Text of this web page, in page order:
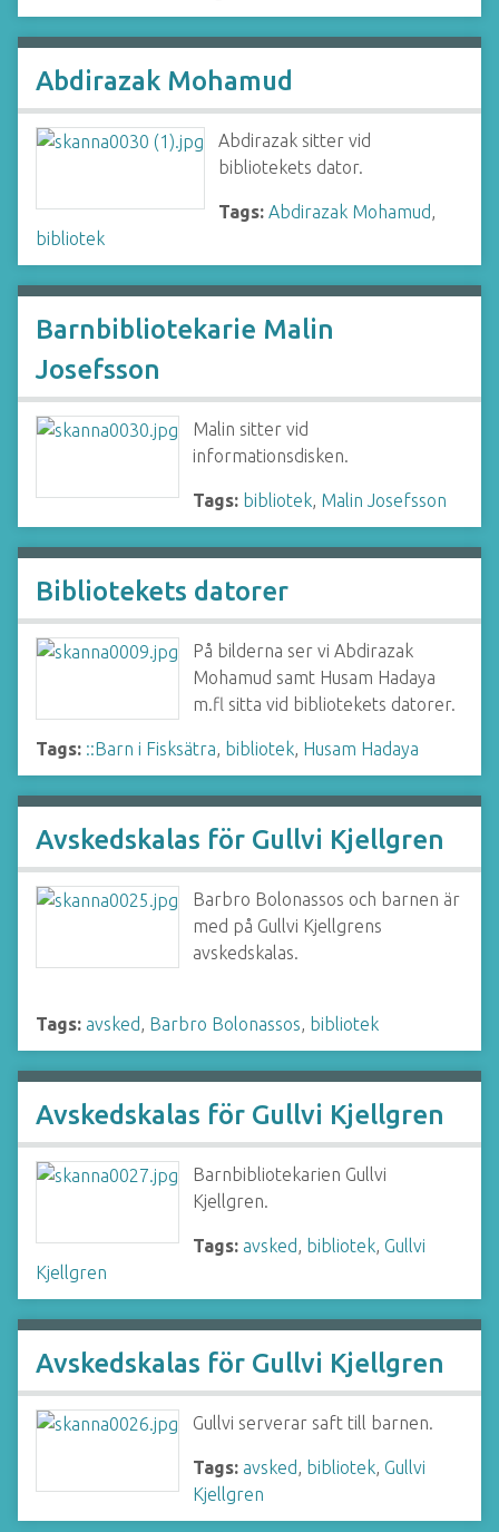
Abdirazak Mohamud
Abdirazak sitter vid
bibliotekets dator.
Tags: Abdirazak Mohamud,
bibliotek
Barnbibliotekarie Malin
Josefsson
Malin sitter vid
informationsdisken.
Tags: bibliotek, Malin Josefsson
Bibliotekets datorer
På bilderna ser vi Abdirazak
Mohamud samt Husam Hadaya
m.fl sitta vid bibliotekets datorer.
Tags: ::Barn i Fisksätra, bibliotek, Husam Hadaya
Avskedskalas för Gullvi Kjellgren
Barbro Bolonassos och barnen är
med på Gullvi Kjellgrens
avskedskalas.
Tags: avsked, Barbro Bolonassos, bibliotek
Avskedskalas för Gullvi Kjellgren
Barnbibliotekarien Gullvi
Kjellgren.
Tags: avsked, bibliotek, Gullvi
Kjellgren
Avskedskalas för Gullvi Kjellgren
Gullvi serverar saft till barnen.
Tags: avsked, bibliotek, Gullvi
Kjellgren